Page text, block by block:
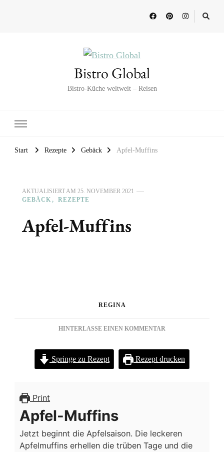
Bistro Global
Bistro-Küche weltweit – Reisen
Start Rezepte Gebäck Apfel-Muffins
AKTUALISIERT AM 25. NOVEMBER 2021
GEBÄCK
REZEPTE
Apfel-Muffins
REGINA
HINTERLASSE EINEN KOMMENTAR
MUFFINS
Springe zu Rezept Rezept drucken
Print
Apfel-Muffins
Jetzt beginnt die Apfelsaison. Die leckeren
Apfelmuffins erhellen die trüben Tage und die